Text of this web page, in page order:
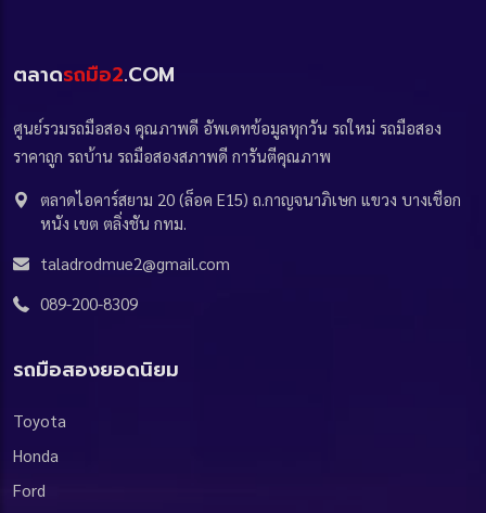
ตลาดรถมือ2.COM
ศูนย์รวมรถมือสอง คุณภาพดี อัพเดทข้อมูลทุกวัน รถใหม่ รถมือสอง
ราคาถูก รถบ้าน รถมือสองสภาพดี การันตีคุณภาพ
ตลาดไอคาร์สยาม 20 (ล็อค E15) ถ.กาญจนาภิเษก แขวง บางเชือก
หนัง เขต ตลิ่งชัน กทม.
taladrodmue2@gmail.com
089-200-8309
รถมือสองยอดนิยม
Toyota
Honda
Ford